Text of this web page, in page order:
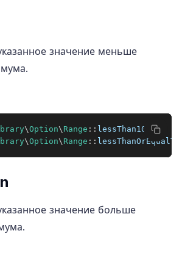
значение меньше
\Option\ Range :: lessThan10
\Option\ Range ::
значение больше